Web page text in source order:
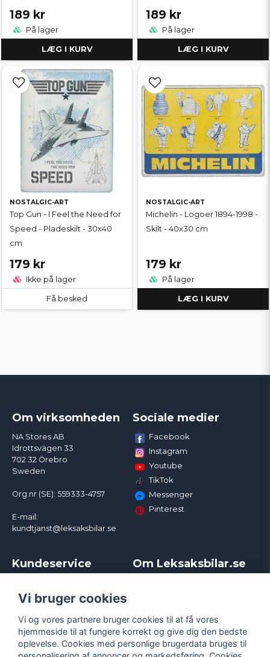
189 kr
På lager
LÆG I KURV
189 kr
På lager
LÆG I KURV
NOSTALGIC-ART
Top Gun - I Feel the Need for
Speed - Pladeskilt - 30x40
cm
179 kr
Ikke på lager
Få besked
NOSTALGIC-ART
Michelin - Logoer 1894-1998 -
Skilt - 40x30 cm
179 kr
På lager
LÆG I KURV
Om virksomheden
NA Stores AB
Idrottsvägen 33
702 32 Örebro
Sweden
Org.nr (SE): 559333-4757
E-mail:
kundtjanst@leksaksbilar.se
Sociale medier
Facebook
Instagram
Youtube
TikTok
Messenger
Pinterest
Kundeservice
Kampagner og rabatter
Reklamation
Policy chase cars
Returnera
Logga in
Om Leksaksbilar.se
Handelsbetingelser
Persondatapolitik
Cookies
Vi bruger cookies
Vi og vores partnere bruger cookies til at få vores
hjemmeside til at fungere korrekt og give dig den bedste
oplevelse. Cookies med personlige brugerdata bruges til